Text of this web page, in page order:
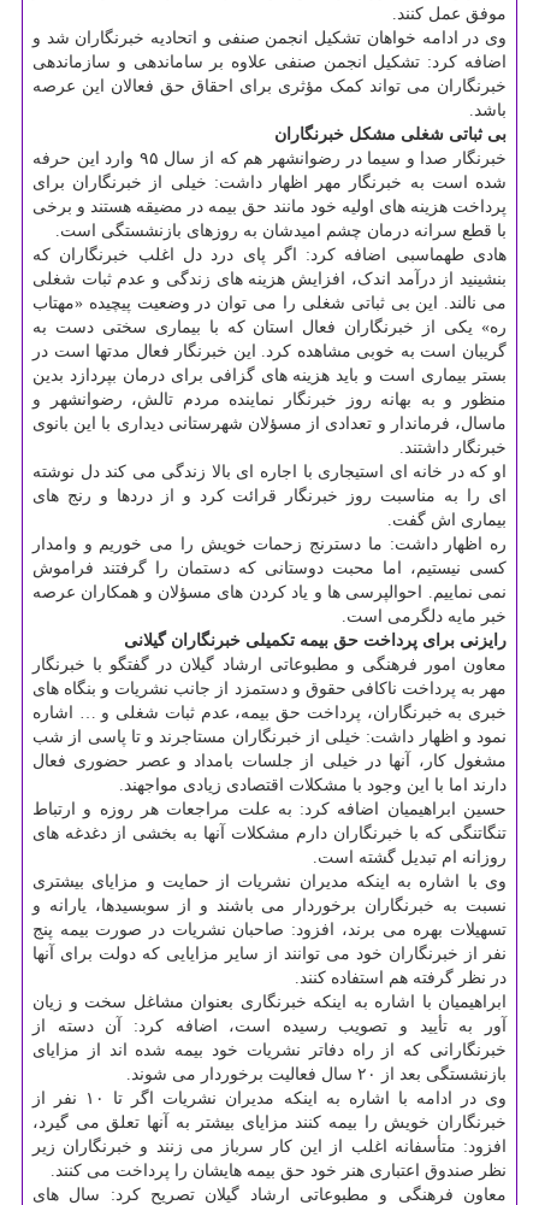
موفق عمل کنند.
وی در ادامه خواهان تشکیل انجمن صنفی و اتحادیه خبرنگاران شد و
اضافه کرد: تشکیل انجمن صنفی علاوه بر ساماندهی و سازماندهی
خبرنگاران می تواند کمک مؤثری برای احقاق حق فعالان این عرصه
باشد.
بی ثباتی شغلی مشکل خبرنگاران
خبرنگار صدا و سیما در رضوانشهر هم که از سال ۹۵ وارد این حرفه
شده است به خبرنگار مهر اظهار داشت: خیلی از خبرنگاران برای
پرداخت هزینه های اولیه خود مانند حق بیمه در مضیقه هستند و برخی
با قطع سرانه درمان چشم امیدشان به روزهای بازنشستگی است.
هادی طهماسبی اضافه کرد: اگر پای درد دل اغلب خبرنگاران که
بنشینید از درآمد اندک، افزایش هزینه های زندگی و عدم ثبات شغلی
می نالند. این بی ثباتی شغلی را می توان در وضعیت پیچیده «مهتاب
ره» یکی از خبرنگاران فعال استان که با بیماری سختی دست به
گریبان است به خوبی مشاهده کرد. این خبرنگار فعال مدتها است در
بستر بیماری است و باید هزینه های گزافی برای درمان بپردازد بدین
منظور و به بهانه روز خبرنگار نماینده مردم تالش، رضوانشهر و
ماسال، فرماندار و تعدادی از مسؤلان شهرستانی دیداری با این بانوی
خبرنگار داشتند.
او که در خانه ای استیجاری با اجاره ای بالا زندگی می کند دل نوشته
ای را به مناسبت روز خبرنگار قرائت کرد و از دردها و رنج های
بیماری اش گفت.
ره اظهار داشت: ما دسترنج زحمات خویش را می خوریم و وامدار
کسی نیستیم، اما محبت دوستانی که دستمان را گرفتند فراموش
نمی نماییم. احوالپرسی ها و یاد کردن های مسؤلان و همکاران عرصه
خبر مایه دلگرمی است.
رایزنی برای پرداخت حق بیمه تکمیلی خبرنگاران گیلانی
معاون امور فرهنگی و مطبوعاتی ارشاد گیلان در گفتگو با خبرنگار
مهر به پرداخت ناکافی حقوق و دستمزد از جانب نشریات و بنگاه های
خبری به خبرنگاران، پرداخت حق بیمه، عدم ثبات شغلی و … اشاره
نمود و اظهار داشت: خیلی از خبرنگاران مستاجرند و تا پاسی از شب
مشغول کار، آنها در خیلی از جلسات بامداد و عصر حضوری فعال
دارند اما با این وجود با مشکلات اقتصادی زیادی مواجهند.
حسین ابراهیمیان اضافه کرد: به علت مراجعات هر روزه و ارتباط
تنگاتنگی که با خبرنگاران دارم مشکلات آنها به بخشی از دغدغه های
روزانه ام تبدیل گشته است.
وی با اشاره به اینکه مدیران نشریات از حمایت و مزایای بیشتری
نسبت به خبرنگاران برخوردار می باشند و از سوبسیدها، یارانه و
تسهیلات بهره می برند، افزود: صاحبان نشریات در صورت بیمه پنج
نفر از خبرنگاران خود می توانند از سایر مزایایی که دولت برای آنها
در نظر گرفته هم استفاده کنند.
ابراهیمیان با اشاره به اینکه خبرنگاری بعنوان مشاغل سخت و زیان
آور به تأیید و تصویب رسیده است، اضافه کرد: آن دسته از
خبرنگارانی که از راه دفاتر نشریات خود بیمه شده اند از مزایای
بازنشستگی بعد از ۲۰ سال فعالیت برخوردار می شوند.
وی در ادامه با اشاره به اینکه مدیران نشریات اگر تا ۱۰ نفر از
خبرنگاران خویش را بیمه کنند مزایای بیشتر به آنها تعلق می گیرد،
افزود: متأسفانه اغلب از این کار سرباز می زنند و خبرنگاران زیر
نظر صندوق اعتباری هنر خود حق بیمه هایشان را پرداخت می کنند.
معاون فرهنگی و مطبوعاتی ارشاد گیلان تصریح کرد: سال های